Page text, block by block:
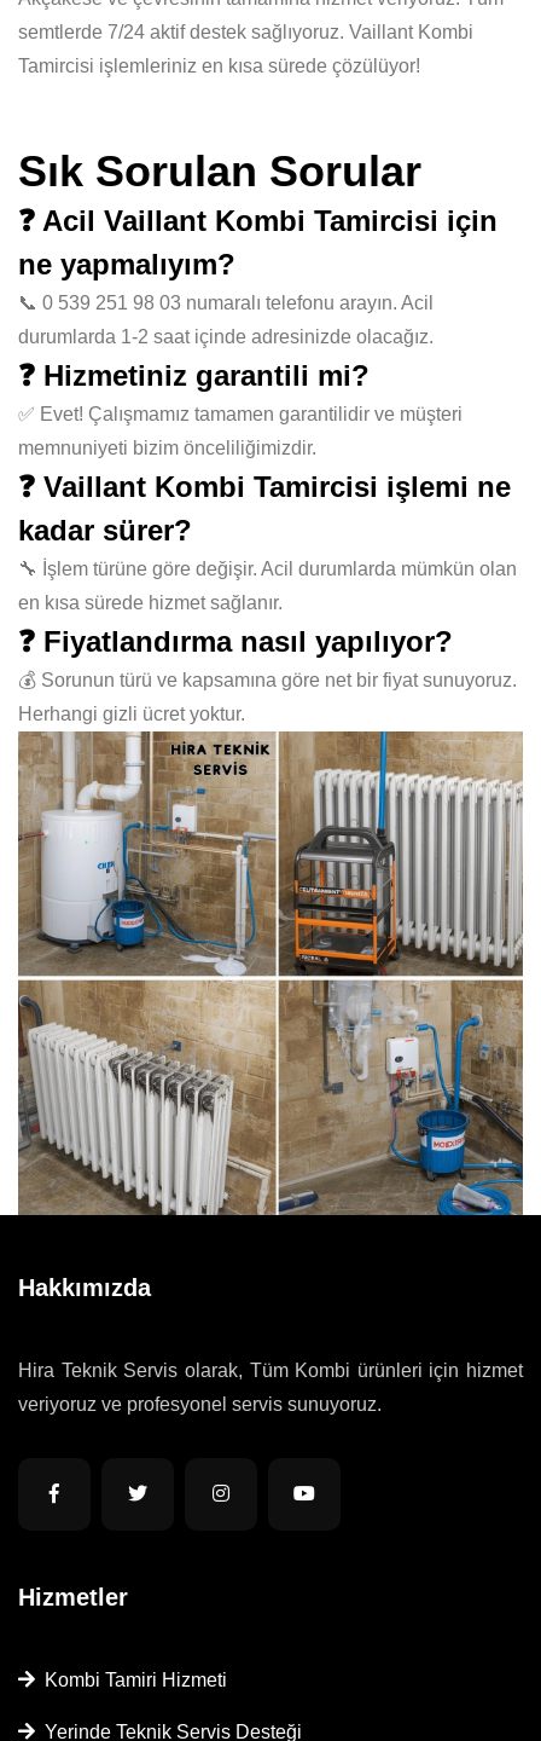
semtlerde 7/24 aktif destek sağlıyoruz. Vaillant Kombi
Tamircisi işlemleriniz en kısa sürede çözülüyor!
Sık Sorulan Sorular
❓ Acil Vaillant Kombi Tamircisi için
ne yapmalıyım?
📞 0 539 251 98 03 numaralı telefonu arayın. Acil
durumlarda 1-2 saat içinde adresinizde olacağız.
❓ Hizmetiniz garantili mi?
✅ Evet! Çalışmamız tamamen garantilidir ve müşteri
memnuniyeti bizim önceliliğimizdir.
❓ Vaillant Kombi Tamircisi işlemi ne
kadar sürer?
🔧 İşlem türüne göre değişir. Acil durumlarda mümkün olan
en kısa sürede hizmet sağlanır.
❓ Fiyatlandırma nasıl yapılıyor?
💰 Sorunun türü ve kapsamına göre net bir fiyat sunuyoruz.
Herhangi gizli ücret yoktur.
Hakkımızda
Hira Teknik Servis olarak, Tüm Kombi ürünleri için hizmet
veriyoruz ve profesyonel servis sunuyoruz.
Hizmetler
Kombi Tamiri Hizmeti
Yerinde Teknik Servis Desteği